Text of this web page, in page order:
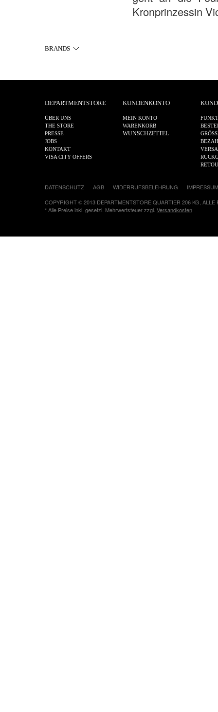
Kronprinzessin
BRANDS
DEPARTMENTSTORE
ÜBER UNS
THE STORE
PRESSE
JOBS
KONTAKT
VISA CITY OFFERS
KUNDENKONTO
MEIN KONTO
WARENKORB
WUNSCHZETTEL
DATENSCHUTZ AGB WIDERRUFSBELEHRUNG
IMPRESSUM
COPYRIGHT © 2013 DEPARTMENTSTORE QUARTIER 206 KG, ALLE
* Alle Preise inkl. gesetzl. Mehrwertsteuer zzgl. Versandkosten